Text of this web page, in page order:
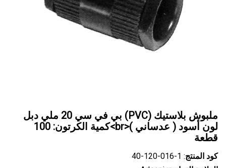
ملبوش بلاستيك (PVC) بي في سي 20 ملي دبل
لون أسود ( عدساني )<br>كمية الكرتون: 100
قطعة
كود المنتج: ‎40-120-016-1